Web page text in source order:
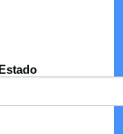
Estado